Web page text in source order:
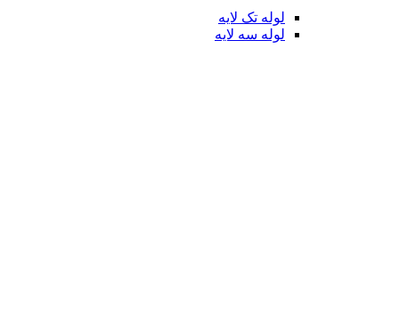
لوله تک لایه
لوله سه لایه